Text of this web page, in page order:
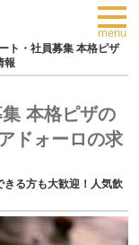
menu
ト・社員募集 本格ピザ
報
集 本格ピザの
ドォーロの求
る方も大歓迎！人気飲